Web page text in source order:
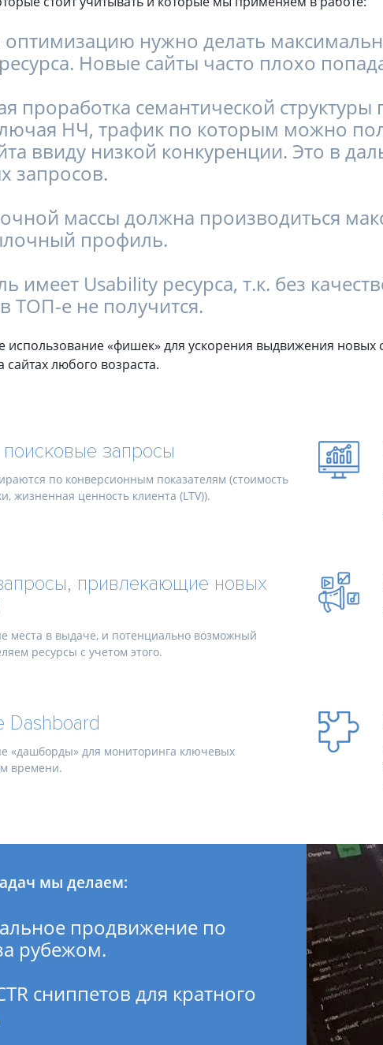
оптимизацию нужно делать
Новые сайты часто плохо
проработка семантической
НЧ, трафик по которым можно
ввиду низкой конкуренции. Это в
запросов.
массы должна производиться
профиль.
имеет Usability ресурса, т.к. без
ТОП-е не получится.
использование «фишек» для ускорения выдвижения
сайтах любого возраста.
запросы
по конверсионным показателям (стоимость
жизненная ценность клиента (LTV)).
привлекающие новых
места в выдаче, и потенциально возможный
ресурсы с учетом этого.
Dashboard
«дашборды» для мониторинга ключевых
времени.
мы делаем:
продвижение по
рубежом.
сниппетов для кратного